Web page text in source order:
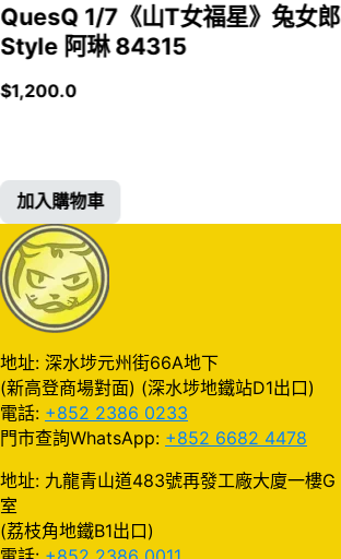
QuesQ 1/7《山T女福星》兔女郎
Style 阿琳 84315
$1,200.0
加入購物車
地址: 深水埗元州街66A地下
(新高登商場對面) (深水埗地鐵站D1出口)
電話: +852 2386 0233
門市查詢WhatsApp: +852 6682 4478
地址: 九龍青山道483號再發工廠大廈一樓G
室
(荔枝角地鐵B1出口)